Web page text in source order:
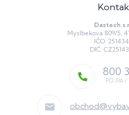
Dastech
Myslbekova 809/5,
IČO:
DIČ:
obchod@
800